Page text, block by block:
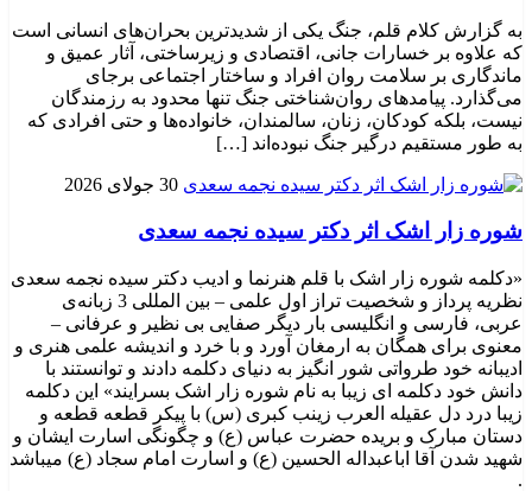
به گزارش کلام قلم، جنگ یکی از شدیدترین بحران‌های انسانی است
که علاوه بر خسارات جانی، اقتصادی و زیرساختی، آثار عمیق و
ماندگاری بر سلامت روان افراد و ساختار اجتماعی برجای
می‌گذارد. پیامدهای روان‌شناختی جنگ تنها محدود به رزمندگان
نیست، بلکه کودکان، زنان، سالمندان، خانواده‌ها و حتی افرادی که
به طور مستقیم درگیر جنگ نبوده‌اند […]
30 جولای 2026
شوره زار اشک اثر دکتر سیده نجمه سعدی
«دکلمه شوره زار اشک با قلم هنرنما و ادیب دکتر سیده نجمه سعدی
نظریه پرداز و شخصیت تراز اول علمی – بین المللی 3 زبانه‌ی
عربی، فارسی و انگلیسی بار دیگر صفایی بی نظیر و عرفانی –
معنوی برای همگان به ارمغان آورد و با خرد و اندیشه علمی هنری و
ادیبانه خود طرواتی شور انگیز به دنیای دکلمه دادند و توانستند با
دانش خود دکلمه ای زیبا به نام شوره زار اشک بسرایند» این دکلمه
زیبا درد دل عقیله العرب زینب کبری (س) با پیکر قطعه قطعه و
دستان مبارک و بریده حضرت عباس (ع) و چگونگی اسارت ایشان و
شهید شدن آقا اباعبداله الحسین (ع) و اسارت امام سجاد (ع) میباشد
.